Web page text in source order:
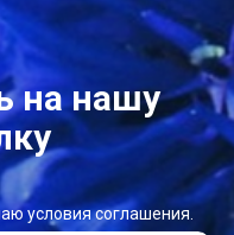
на нашу
условия соглашения.